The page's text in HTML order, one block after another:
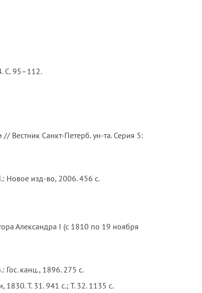
С. 95–112.
Вестник Санкт-Петерб. ун-та. Серия 5:
Новое изд-во, 2006. 456 с.
Александра I (с 1810 по 19 ноября
Гос. канц., 1896. 275 с.
Т. 31. 941 с.; Т. 32. 1135 с.